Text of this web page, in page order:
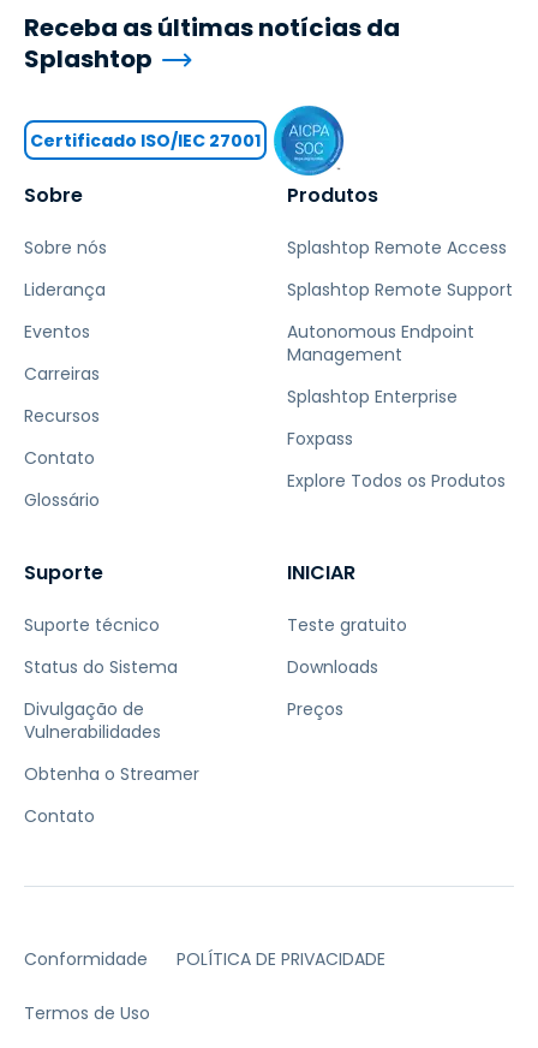
Sobre
Sobre nós
Liderança
Eventos
Carreiras
Recursos
Contato
Glossário
Produtos
Splashtop Remote Access
Splashtop Remote Support
Autonomous Endpoint
Management
Splashtop Enterprise
Foxpass
Explore Todos os Produtos
Suporte
Suporte técnico
Status do Sistema
Divulgação de
Vulnerabilidades
Obtenha o Streamer
Contato
INICIAR
Teste gratuito
Downloads
Preços
Receba as últimas notícias da
Splashtop
Certificado ISO/IEC 27001
Conformidade POLÍTICA DE PRIVACIDADE
Termos de Uso